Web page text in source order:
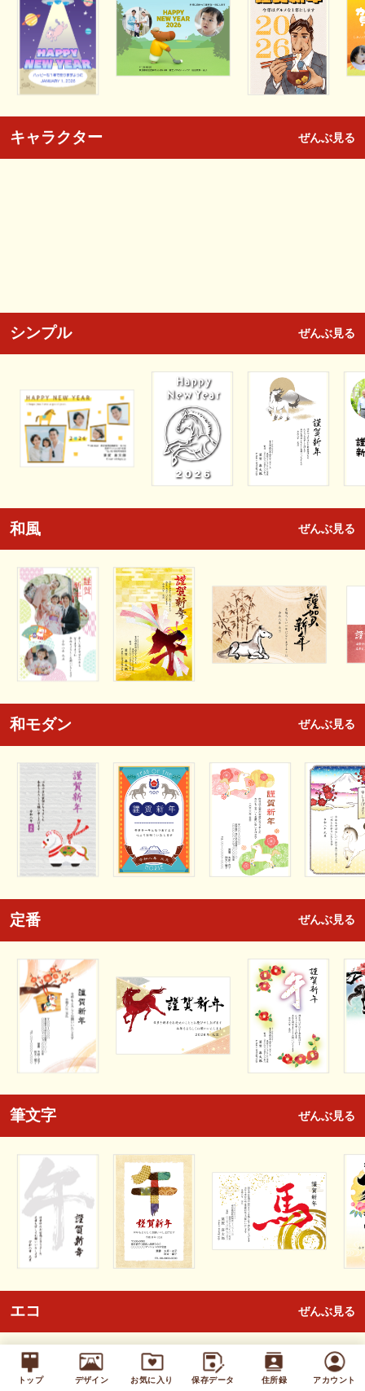
トップ デザイン お気に入り 保存データ 住所録 アカウント
キャラクター ぜんぶ見る
シンプル ぜんぶ見る
和風 ぜんぶ見る
和モダン ぜんぶ見る
定番 ぜんぶ見る
筆文字 ぜんぶ見る
エコ ぜんぶ見る